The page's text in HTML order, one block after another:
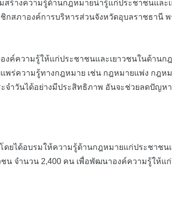
างความรู้ด้านกฎหมายน่ารู้แก่ประชาชนและ
สภาองค์การบริหารส่วนจังหวัดอุบลราชธานี
วามรู้ให้แก่ประชาชนและเยาวชนในด้านกฎ
พร่ความรู้ทางกฎหมาย เช่น กฎหมายแพ่ง กฎ
ำวันได้อย่างมีประสิทธิภาพ อันจะช่วยลดปัญห
ได้อบรมให้ความรู้ด้านกฎหมายแก่ประชาชน
จำนวน 2,400 คน เพื่อพัฒนาองค์ความรู้ให้แ